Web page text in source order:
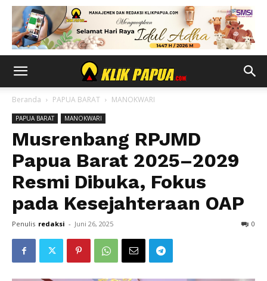
Beranda PAPUA BARAT MANOKWARI
PAPUA BARAT MANOKWARI
Musrenbang RPJMD
Papua Barat 2025–2029
Resmi Dibuka, Fokus
pada Kesejahteraan OAP
Penulis redaksi - Juni 26, 2025 0